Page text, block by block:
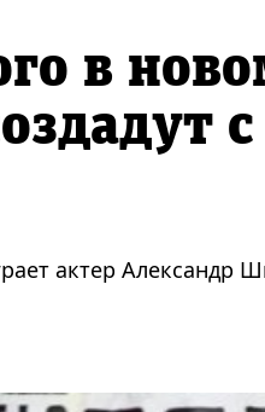
в
актер Александр